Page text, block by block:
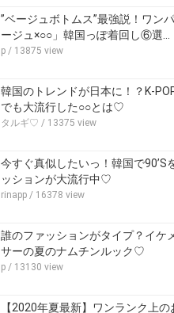
”ベージュボトムス”最強説！ワン
ージュ×○○」韓国っぽ着回し⑥選…
p / 13875 view
韓国のトレンドが日本に！？K-
でも大流行した○○とは♡
タルギ♡ / 13375 view
今すぐ真似したいっ！韓国で90’S
ッションが大流行中♡
rinapp / 16378 view
誰のファッションがタイプ？イケ
サーの夏のナムチンルック♡
p / 13130 view
【2020年夏最新】ワンランク上